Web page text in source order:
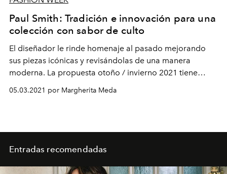
Paul Smith: Tradición e innovación para una
colección con sabor de culto
El diseñador le rinde homenaje al pasado mejorando
sus piezas icónicas y revisándolas de una manera
moderna. La propuesta otoño / invierno 2021 tiene
temporadas más icónicas de la marca.
05.03.2021 por Margherita Meda
Entradas recomendadas